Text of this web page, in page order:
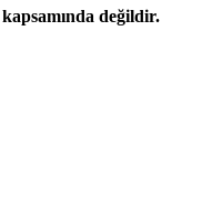
değildir.